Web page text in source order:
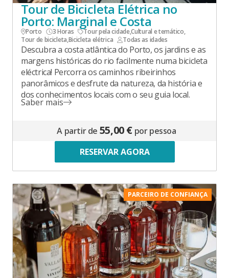
Tour de Bicicleta Elétrica no
Porto: Marginal e Costa
Porto 3 Horas Tour pela cidade,Cultural e temático,
Tour de bicicleta,Bicicleta elétrica Todas as idades
Descubra a costa atlântica do Porto, os jardins e as
margens históricas do rio facilmente numa bicicleta
eléctrica! Percorra os caminhos ribeirinhos
panorâmicos e desfrute da natureza, da história e
dos conhecimentos locais com o seu guia local.
Saber mais
A partir de 55,00 € por pessoa
RESERVAR AGORA
PARCEIRO DE CONFIANÇA